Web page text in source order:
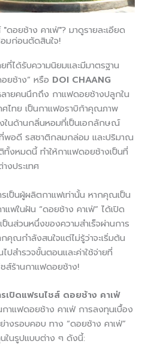
ดอยช้าง คาเฟ่"? มาดูรายละเอียด
มก่อนตัดสินใจ!
ได้รับความนิยมและมีมาตรฐาน
ยช้าง” หรือ DOI CHAANG
ายคนนึกถึง กาแฟดอยช้างปลูกใน
ศไทย เป็นกาแฟอราบิก้าคุณภาพ
ในด้านกลิ่นหอมที่เป็นเอกลักษณ์
พอดี รสชาติกลมกล่อม และปริมาณ
งหมดนี้ ทำให้กาแฟดอยช้างเป็นที่
งประเทศ
เป็นผู้ผลิตกาแฟเท่านั้น หากคุณเป็น
ฟในฝัน “ดอยช้าง คาเฟ่” ได้เปิด
ป็นส่วนหนึ่งของความสำเร็จผ่านการ
คุณกำลังสนใจแต่ไม่รู้ว่าจะเริ่มต้น
ปสำรวจขั้นตอนและค่าใช้จ่ายที่
ส์ร้านกาแฟดอยช้าง!
รเปิดแฟรนไชส์ ดอยช้าง คาเฟ่
าแฟดอยช้าง คาเฟ่ การลงทุนเบื้อง
งรอบคอบ ทาง “ดอยช้าง คาเฟ่”
ในรูปแบบต่าง ๆ ดังนี้: